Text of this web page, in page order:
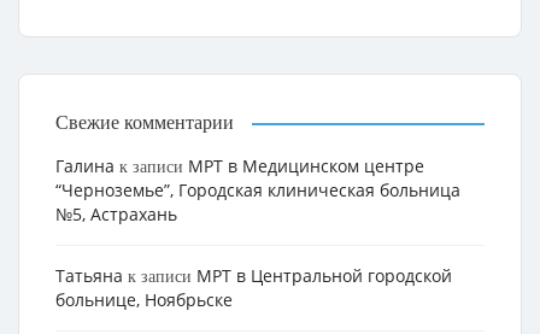
Свежие комментарии
Галина к записи МРТ в Медицинском центре
“Черноземье”, Городская клиническая больница
№5, Астрахань
Татьяна к записи МРТ в Центральной городской
больнице, Ноябрьске